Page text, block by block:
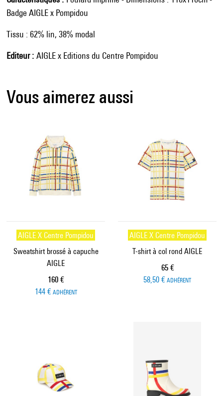
Badge AIGLE x Pompidou
Tissu : 62% lin, 38% modal
Editeur AIGLE x Editions du Centre Pompidou
Vous aimerez aussi
AIGLE X Centre Pompidou
Sweatshirt brossé à capuche
AIGLE
Prix ​​actuel
160 €
144 € ADHÉRENT
AIGLE X Centre Pompidou
T-shirt à col rond AIGLE
Prix ​​actuel
65 €
58,50 € ADHÉRENT